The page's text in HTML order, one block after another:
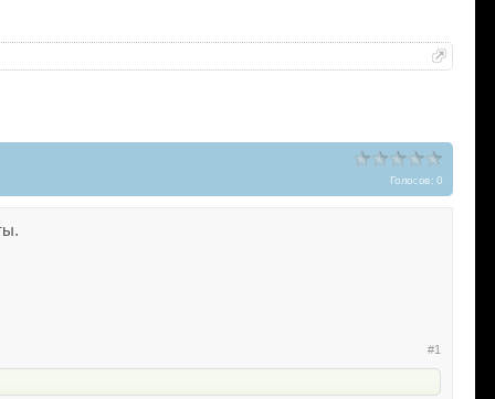
Голосов: 0
#1